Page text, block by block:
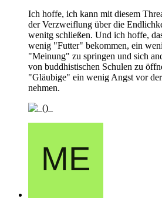
Ich hoffe, ich kann mit diesem
der Verzweiflung über die
wenitg schließen. Und ich hoffe,
wenig "Futter" bekommen, ein
"Meinung" zu springen und sich
von buddhistischen Schulen zu
"Gläubige" ein wenig Angst vor
nehmen.